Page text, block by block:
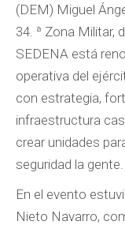
(DEM) Miguel
34. ª Zona Militar,
SEDENA está
operativa del
con estrategia,
infraestructura
crear unidades
seguridad la gente.
En el evento
Nieto Navarro,